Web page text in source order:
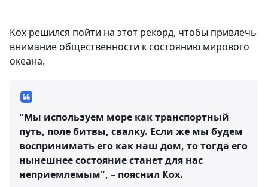
Кох решился пойти на этот рекорд, чтобы привлечь
внимание общественности к состоянию мирового
океана.
"Мы используем море как транспортный
путь, поле битвы, свалку. Если же мы будем
воспринимать его как наш дом, то тогда его
нынешнее состояние станет для нас
неприемлемым", – пояснил Кох.